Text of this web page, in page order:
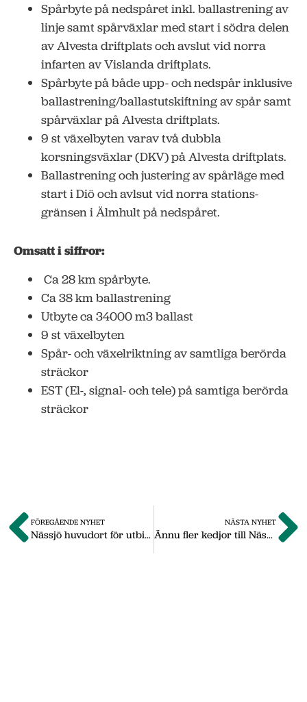
Spårbyte på nedspåret inkl. ballastrening av
linje samt spårväxlar med start i södra delen
av Alvesta driftplats och avslut vid norra
infarten av Vislanda driftplats.
Spårbyte på både upp- och nedspår inklusive
ballastrening/ballastutskiftning av spår samt
spårväxlar på Alvesta driftplats.
9 st växelbyten varav två dubbla
korsningsväxlar (DKV) på Alvesta driftplats.
Ballastrening och justering av spårläge med
start i Diö och avlsut vid norra stations-
gränsen i Älmhult på nedspåret.
Omsatt i siffror:
Ca 28 km spårbyte.
Ca 38 km ballastrening
Utbyte ca 34000 m3 ballast
9 st växelbyten
Spår- och växelriktning av samtliga berörda
sträckor
EST (El-, signal- och tele) på samtiga berörda
sträckor
FÖREGÅENDE NYHET
Nässjö huvudort för utbildning på Höglandet
NÄSTA NYHET
Ännu fler kedjor till Nässjö